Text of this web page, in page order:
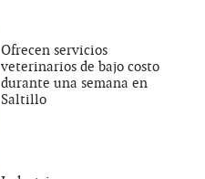
Ofrecen servicios
veterinarios de bajo costo
durante una semana en
Saltillo